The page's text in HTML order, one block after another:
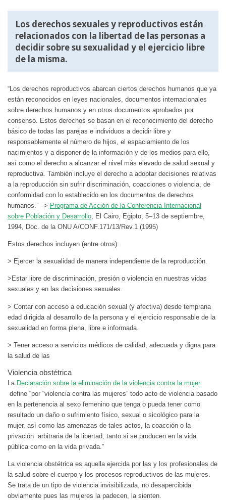
Los derechos sexuales y reproductivos están
relacionados con la libertad de las personas a
decidir sobre su sexualidad y el ejercicio libre
de la misma.
“Los derechos reproductivos abarcan ciertos derechos humanos que ya
están reconocidos en leyes nacionales, documentos internacionales
sobre derechos humanos y en otros documentos aprobados por
consenso. Estos derechos se basan en el reconocimiento del derecho
básico de todas las parejas e individuos a decidir libre y
responsablemente el número de hijos, el espaciamiento de los
nacimientos y a disponer de la información y de los medios para ello,
así como el derecho a alcanzar el nivel más elevado de salud sexual y
reproductiva. También incluye el derecho a adoptar decisiones relativas
a la reproducción sin sufrir discriminación, coacciones o violencia, de
conformidad con lo establecido en los documentos de derechos
humanos.” –> Programa de Acción de la Conferencia Internacional
sobre Población y Desarrollo, El Cairo, Egipto, 5–13 de septiembre,
1994, Doc. de la ONU A/CONF.171/13/Rev.1 (1995)
Estos derechos incluyen (entre otros):
> Ejercer la sexualidad de manera independiente de la reproducción.
>Estar libre de discriminación, presión o violencia en nuestras vidas
sexuales y en las decisiones sexuales.
> Contar con acceso a educación sexual (y afectiva) desde temprana
edad dirigida al desarrollo de la persona y el ejercicio responsable de la
sexualidad en forma plena, libre e informada.
> Tener acceso a servicios médicos de calidad, adecuada y digna para
la salud de las
Violencia obstétrica
La Declaración sobre la eliminación de la violencia contra la mujer
define “por “violencia contra las mujeres” todo acto de violencia basado
en la pertenencia al sexo femenino que tenga o pueda tener como
resultado un daño o sufrimiento físico, sexual o sicológico para la
mujer, así como las amenazas de tales actos, la coacción o la
privación arbitraria de la libertad, tanto si se producen en la vida
pública como en la vida privada.”
La violencia obstétrica es aquella ejercida por las y los profesionales de
la salud sobre el cuerpo y los procesos reproductivos de las mujeres.
Se trata de un tipo de violencia invisibilizada, no desapercibida
obviamente pues las mujeres la padecen, la sienten.